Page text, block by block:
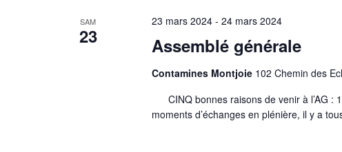
SAM
23 Assemblé générale
23 mars 2024- 24 mars 2024
Contamines Montjoie 102 Chemin des
CINQ bonnes raisons de venir à l’AG :
moments d’échanges en plénière, il y a